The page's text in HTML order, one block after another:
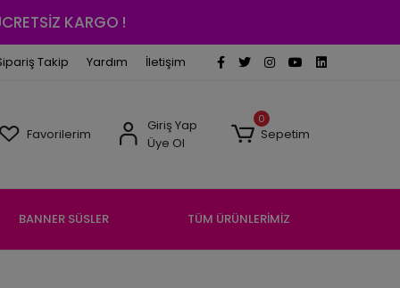
KARGO !
Takip Yardım İletişim
Favorilerim
Giriş Yap
Üye Ol
0
Sepetim
BANNER SÜSLER TÜM ÜRÜNLERİMİZ